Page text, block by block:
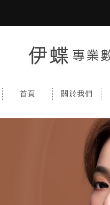
首頁 關於我們